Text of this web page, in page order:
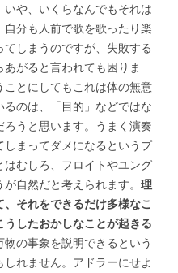
や、いくらなんでもそれは
分も人前で歌を歌ったり楽
しまうのですが、失敗する
がると言われても困りま
とにしてもこれは体の無意
のは、「目的」などではな
うと思います。うまく演奏
しまってダメになるというプ
むしろ、フロイトやユング
自然だと考えられます。 理
それをできるだけ多様なこ
したおかしなことが起きる
の事象を説明できるという
れません。アドラーにせよ